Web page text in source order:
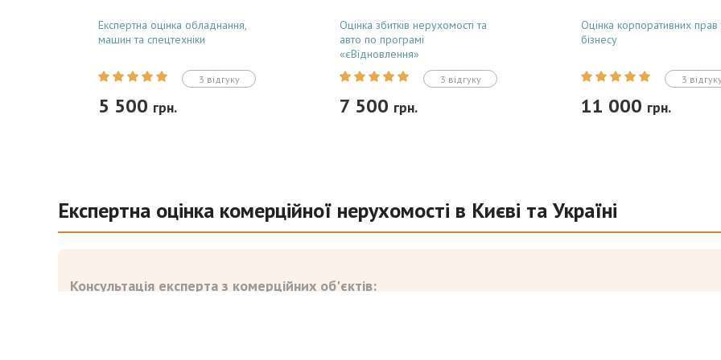
Експертна оцінка обладнання,
машин та спецтехніки
3 відгуку
5 500 грн.
юридичних та фізичних осіб.
Готуємо легітимні звіти для
Оцінка збитків нерухомості та
авто по програмі
«єВідновлення»
3 відгуку
7 500 грн.
для програми «єВідновлення» та
судових позовів. Готуємо офіційні
Оцінка корпоративних прав
бізнесу
3
11 000 грн.
Експертна оцінка комерційної нерухомості в Києві та Україні
Консультація експерта з комерційних об'єктів: